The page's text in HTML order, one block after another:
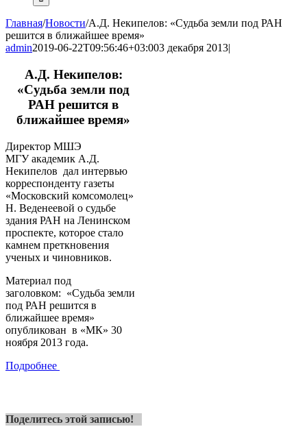
Главная/Новости/А.Д. Некипелов: «Судьба земли под РАН
решится в ближайшее время»
admin2019-06-22T09:56:46+03:003 декабря 2013|
А.Д. Некипелов:
«Судьба земли под
РАН решится в
ближайшее время»
Директор МШЭ
МГУ академик А.Д.
Некипелов дал интервью
корреспонденту газеты
«Московский комсомолец»
Н. Веденеевой о судьбе
здания РАН на Ленинском
проспекте, которое стало
камнем преткновения
ученых и чиновников.
Материал под
заголовком: «Судьба земли
под РАН решится в
ближайшее время»
опубликован в «МК» 30
ноября 2013 года.
Подробнее
Поделитесь этой записью!